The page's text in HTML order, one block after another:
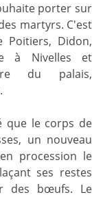
porter sur
martyrs. C'est
Poitiers, Didon,
à Nivelles et
du palais,
que le corps de
un nouveau
procession le
ses restes
des bœufs. Le